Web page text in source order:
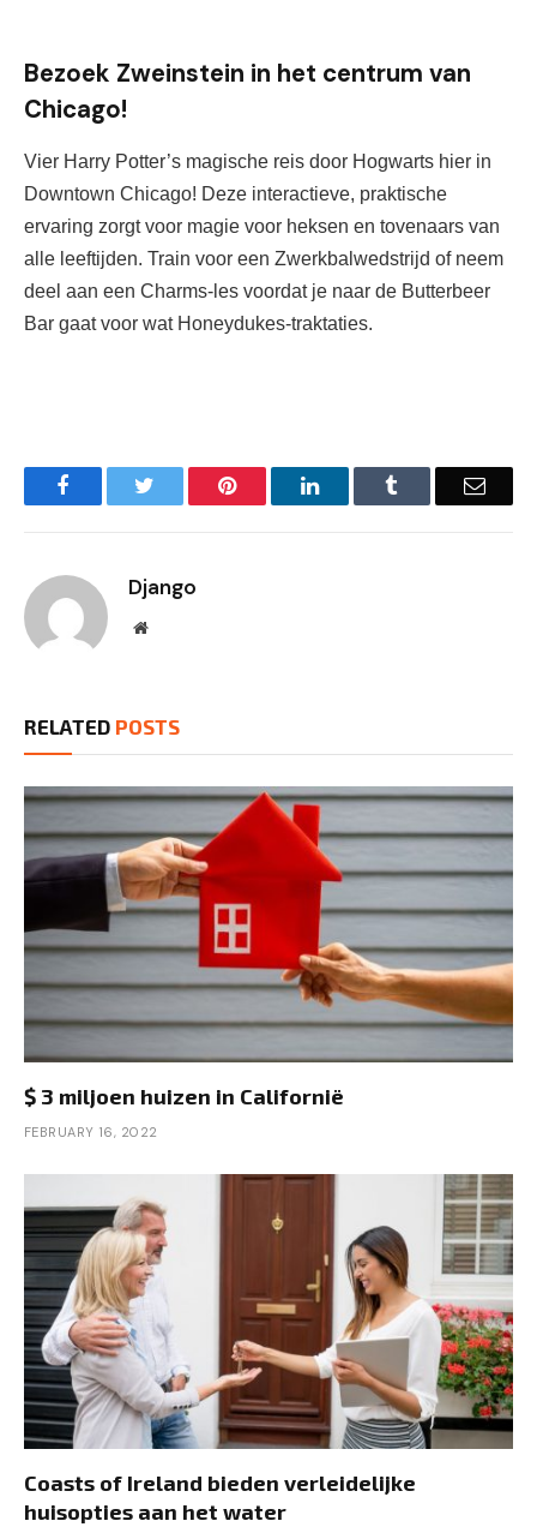
Bezoek Zweinstein in het centrum van
Chicago!
Vier Harry Potter’s magische reis door Hogwarts hier in
Downtown Chicago! Deze interactieve, praktische
ervaring zorgt voor magie voor heksen en tovenaars van
alle leeftijden. Train voor een Zwerkbalwedstrijd of neem
deel aan een Charms-les voordat je naar de Butterbeer
Bar gaat voor wat Honeydukes-traktaties.
Facebook Pinterest LinkedIn Email
Django
Website
RELATED POSTS
$ 3 miljoen huizen in Californië
FEBRUARY 16, 2022
Coasts of Ireland bieden verleidelijke
huisopties aan het water